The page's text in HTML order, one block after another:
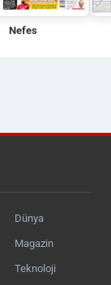
Nefes
Dünya
Magazin
Teknoloji